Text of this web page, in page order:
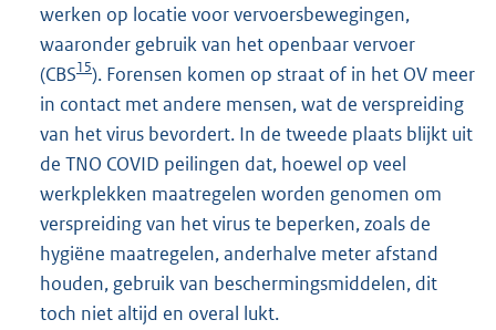
werken op locatie voor vervoersbewegingen,
waaronder gebruik van het openbaar vervoer
(CBS15). Forensen komen op straat of in het OV meer
in contact met andere mensen, wat de verspreiding
van het virus bevordert. In de tweede plaats blijkt uit
de TNO COVID peilingen dat, hoewel op veel
werkplekken maatregelen worden genomen om
verspreiding van het virus te beperken, zoals de
hygiëne maatregelen, anderhalve meter afstand
houden, gebruik van beschermingsmiddelen, dit
toch niet altijd en overal lukt.